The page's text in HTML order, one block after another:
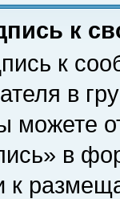
к
к
в
можете
в
к